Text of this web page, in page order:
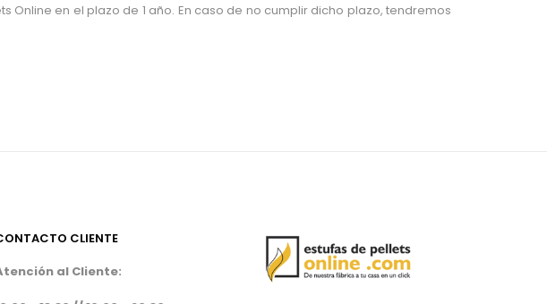
en el plazo de 1 año. En caso de no cumplir dicho plazo, tendremos
CLIENTE
al Cliente: